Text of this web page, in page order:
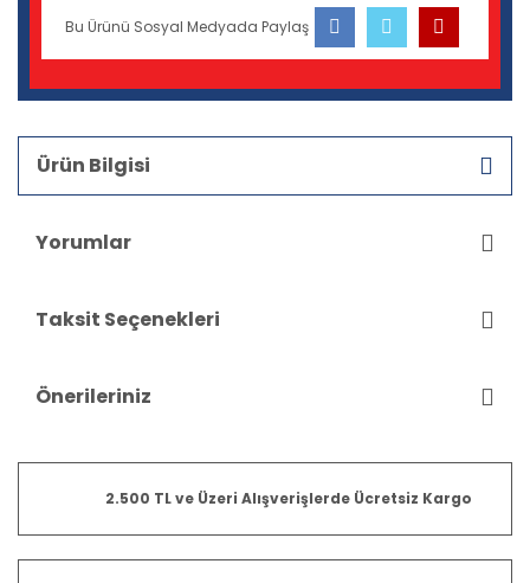
Bu Ürünü Sosyal Medyada Paylaş
Ürün Bilgisi
Yorumlar
Taksit Seçenekleri
Önerileriniz
2.500 TL ve Üzeri Alışverişlerde Ücretsiz Kargo